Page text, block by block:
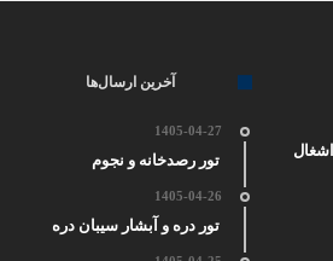
اشغال
آخرین ارسال‌ها
1405-04-27
تور رصدخانه و نجوم
1405-04-26
تور دره و آبشار سیبان دره